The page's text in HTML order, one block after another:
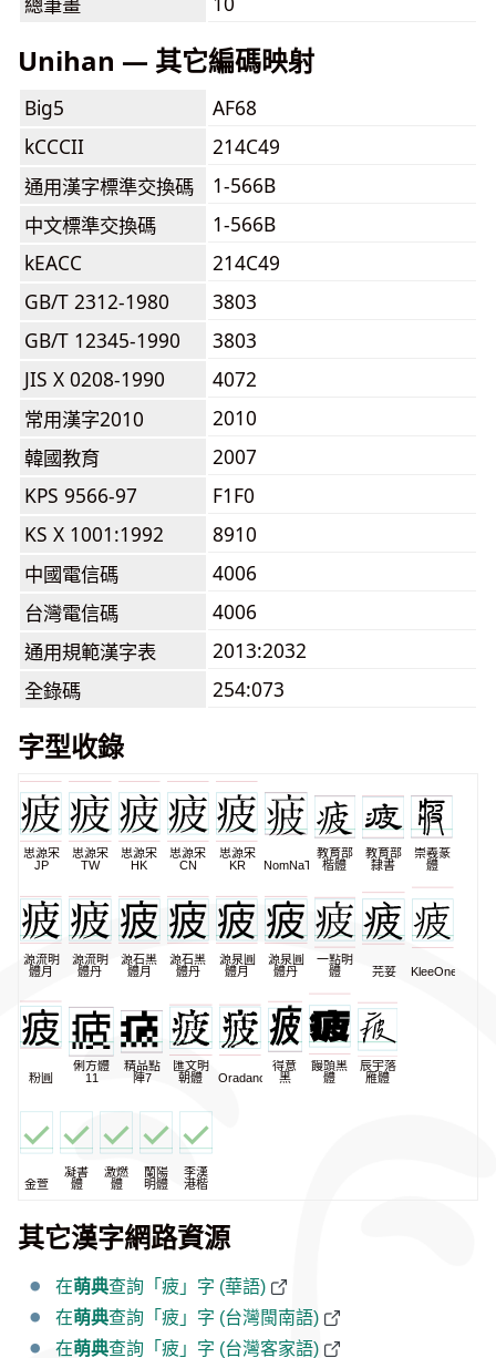
Unihan — 其它編碼映射
Big5
AF68
kCCCII
214C49
通用漢字標準交換碼
1-566B
中文標準交換碼
1-566B
kEACC
214C49
GB/T 2312-1980
3803
GB/T 12345-1990
3803
JIS X 0208-1990
4072
常用漢字2010
2010
韓國教育
2007
KPS 9566-97
F1F0
KS X 1001:1992
8910
中國電信碼
4006
台灣電信碼
4006
通用規範漢字表
2013:2032
全錄碼
254:073
字型收錄
思源宋
JP
思源宋
TW
思源宋
HK
思源宋
CN
思源宋
KR
NomNaTong
教育部
楷體
教育部
隸書
崇羲篆
體
源流明
體月
源流明
體丹
源石黑
體月
源石黑
體丹
源泉圓
體月
源泉圓
體丹
一點明
體
芫荽 KleeOne
粉圓
俐方體
11
精品點
陣7
匯文明
朝體
Oradano
得意
黑
饅頭黑
體
辰宇落
雁體
金萱
凝書
體
激燃
體
蘭陽
明體
李漢
港楷
其它漢字網路資源
在萌典查詢「疲」字 (華語)
在萌典查詢「疲」字 (台灣閩南語)
在萌典查詢「疲」字 (台灣客家語)